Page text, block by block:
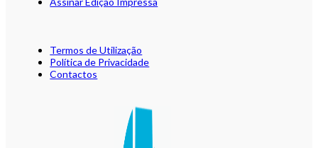
Termos de Utilização
Política de Privacidade
Contactos